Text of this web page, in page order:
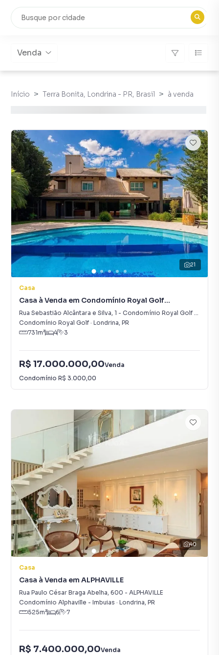
Venda
Início Terra Bonita, Londrina - PR, Brasil à venda
21
Casa
Casa à Venda em Condomínio Royal Golf
Residence
Rua Sebastião Alcântara e Silva, 1 - Condomínio Royal Golf Residence
Condomínio Royal Golf · Londrina, PR
731m² 4 3
R$ 17.000.000,00Venda
Condomínio R$ 3.000,00
40
Casa
Casa à Venda em ALPHAVILLE
Rua Paulo César Braga Abelha, 600 - ALPHAVILLE
Condomínio Alphaville - Imbuias · Londrina, PR
525m² 6 7
R$ 7.400.000,00Venda